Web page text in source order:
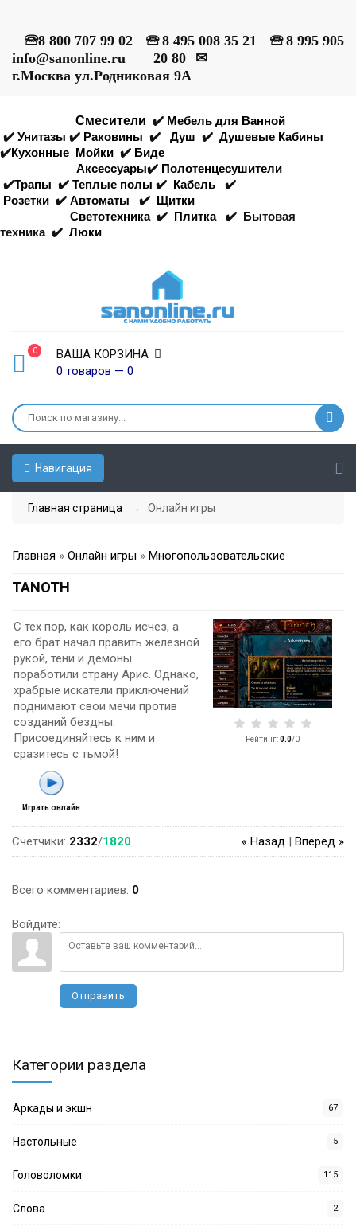
🕾8 800 707 99 02 🕾 8 495 008 35 21 🕾 8 995 905
20 80
✉
info@sanonline.ru
г.Москва ул.Родниковая 9А
Смесители ✔️ Мебель для Ванной
✔️ Унитазы ✔️ Раковины ✔️ Душ ✔️ Душевые Кабины
✔️Кухонные Мойки ✔️ Биде
Аксессуары✔️ Полотенцесушители
✔️Трапы ✔️ Теплые полы ✔️ Кабель
✔️
Розетки ✔️ Автоматы ✔️ Щитки
Светотехника ✔️ Плитка ✔️ Бытовая
техника ✔️ Люки
0
ВАША КОРЗИНА
0 товаров — 0
Навигация
Главная страница → Онлайн игры
Главная » Онлайн игры » Многопользовательские
TANOTH
С тех пор, как король исчез, а
его брат начал править железной
рукой, тени и демоны
поработили страну Арис. Однако,
храбрые искатели приключений
поднимают свои мечи против
созданий бездны.
Присоединяйтесь к ним и
сразитесь с тьмой!
Играть онлайн
Рейтинг:0.0/0
« Назад | Вперед »
Счетчики: 2332/1820
Всего комментариев: 0
Войдите:
Отправить
Категории раздела
Аркады и экшн 67
Настольные 5
Головоломки 115
Слова 2